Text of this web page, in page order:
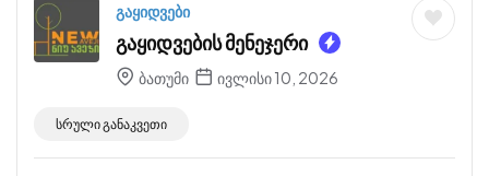
გაყიდვები
გაყიდვების მენეჯერი
ბათუმი ივლისი 10, 2026
სრული განაკვეთი